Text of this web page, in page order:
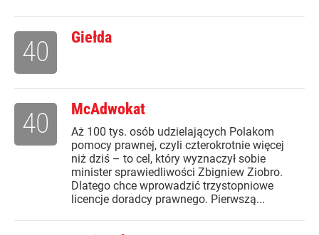
Giełda
40
McAdwokat
Aż 100 tys. osób udzielających Polakom
pomocy prawnej, czyli czterokrotnie więcej
niż dziś – to cel, który wyznaczył sobie
minister sprawiedliwości Zbigniew Ziobro.
Dlatego chce wprowadzić trzystopniowe
licencje doradcy prawnego. Pierwszą...
40